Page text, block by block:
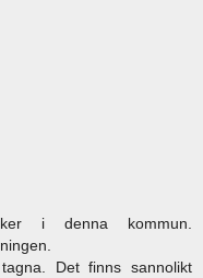
i denna kommun.
Det finns sannolikt